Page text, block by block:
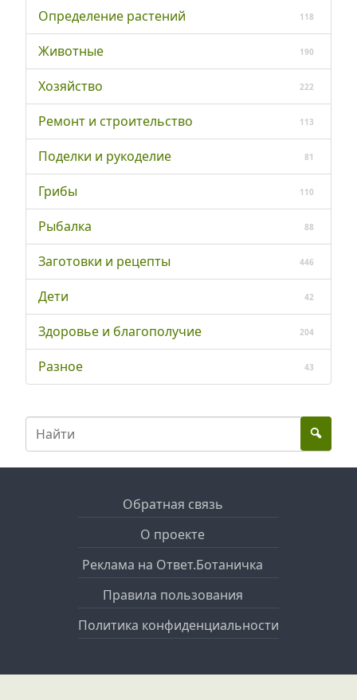
Определение растений 118
Животные 190
Хозяйство 222
Ремонт и строительство 113
Поделки и рукоделие 81
Грибы 110
Рыбалка 88
Заготовки и рецепты 446
Дети 42
Здоровье и благополучие 204
Разное 43
Обратная связь
О проекте
Реклама на Ответ.Ботаничка
Правила пользования
Политика конфиденциальности